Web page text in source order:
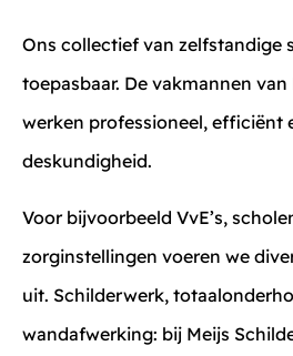
Ons collectief van zelfstandige
toepasbaar. De vakmannen van
werken professioneel, efficiënt
deskundigheid.
Voor bijvoorbeeld VvE’s,
zorginstellingen voeren we
uit. Schilderwerk,
wandafwerking: bij Meijs